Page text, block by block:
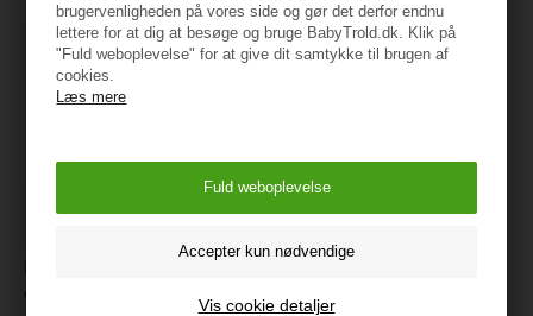
brugervenligheden på vores side og gør det derfor endnu
lettere for at dig at besøge og bruge BabyTrold.dk. Klik på
"Fuld weboplevelse" for at give dit samtykke til brugen af
cookies.
Læs mere
Vis cookie detaljer
Moulin Roty Stor sutteklud,
Grå kat